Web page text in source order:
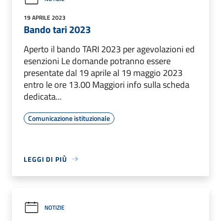
19 APRILE 2023
Bando tari 2023
Aperto il bando TARI 2023 per agevolazioni ed
esenzioni Le domande potranno essere
presentate dal 19 aprile al 19 maggio 2023
entro le ore 13.00 Maggiori info sulla scheda
dedicata...
Comunicazione istituzionale
LEGGI DI PIÙ
NOTIZIE